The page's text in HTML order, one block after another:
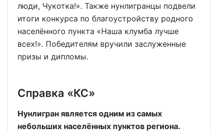
люди, Чукотка!». Также нунлигранцы подвели
итоги конкурса по благоустройству родного
населённого пункта «Наша клумба лучше
всех!». Победителям вручили заслуженные
призы и дипломы.
Справка «КС»
Нунлигран является одним из самых
небольших населённых пунктов региона.